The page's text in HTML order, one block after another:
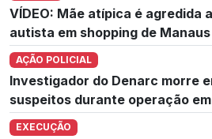
VÍDEO: Mãe atípica é agredida
autista em shopping de Manaus
AÇÃO POLICIAL
Investigador do Denarc morre
suspeitos durante operação
EXECUÇÃO